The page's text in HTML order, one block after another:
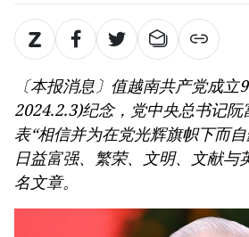
〔本报消息〕值越南共产党成
2024.2.3)纪念，党中央总书记
表“相信并为在党光辉旗帜下而
日益富强、繁荣、文明、文献与
名文章。